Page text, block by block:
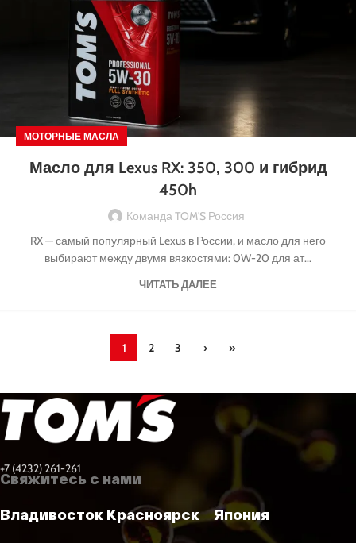
МОТОРНЫЕ МАСЛА
Масло для Lexus RX: 350, 300 и гибрид
450h
Команда TOM'S Россия
RX — самый популярный Lexus в России, и масло для него
выбирают между двумя вязкостями: 0W-20 для ат...
ЧИТАТЬ ДАЛЕЕ
1 2 3 › »
+7 (4232) 261-261
Свяжитесь с нами
Владивосток Красноярск Япония